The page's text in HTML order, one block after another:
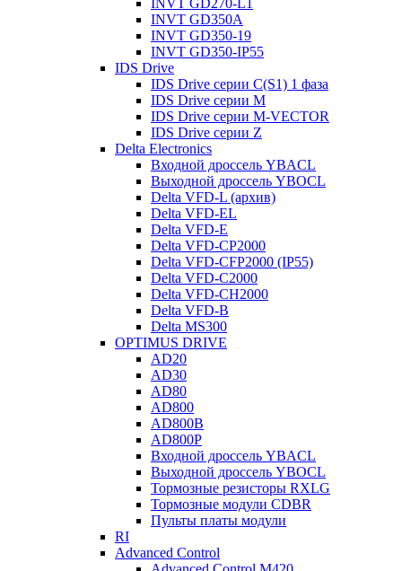
INVT GD270-L1
INVT GD350A
INVT GD350-19
INVT GD350-IP55
IDS Drive
IDS Drive серии C(S1) 1 фаза
IDS Drive серии M
IDS Drive серии M-VECTOR
IDS Drive серии Z
Delta Electronics
Входной дроссель YBACL
Выходной дроссель YBOCL
Delta VFD-L (архив)
Delta VFD-EL
Delta VFD-E
Delta VFD-CP2000
Delta VFD-CFP2000 (IP55)
Delta VFD-C2000
Delta VFD-CH2000
Delta VFD-B
Delta MS300
OPTIMUS DRIVE
AD20
AD30
AD80
AD800
AD800B
AD800P
Входной дроссель YBACL
Выходной дроссель YBOCL
Тормозные резисторы RXLG
Тормозные модули CDBR
Пульты платы модули
RI
Advanced Control